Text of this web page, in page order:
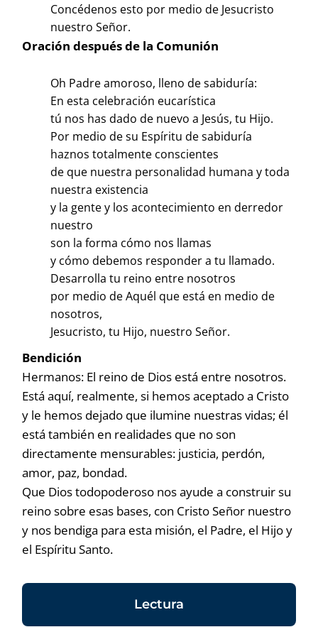
Concédenos esto por medio de Jesucristo
nuestro Señor.
Oración después de la Comunión
Oh Padre amoroso, lleno de sabiduría:
En esta celebración eucarística
tú nos has dado de nuevo a Jesús, tu Hijo.
Por medio de su Espíritu de sabiduría
haznos totalmente conscientes
de que nuestra personalidad humana y toda
nuestra existencia
y la gente y los acontecimiento en derredor
nuestro
son la forma cómo nos llamas
y cómo debemos responder a tu llamado.
Desarrolla tu reino entre nosotros
por medio de Aquél que está en medio de
nosotros,
Jesucristo, tu Hijo, nuestro Señor.
Bendición
Hermanos: El reino de Dios está entre nosotros.
Está aquí, realmente, si hemos aceptado a Cristo
y le hemos dejado que ilumine nuestras vidas; él
está también en realidades que no son
directamente mensurables: justicia, perdón,
amor, paz, bondad.
Que Dios todopoderoso nos ayude a construir su
reino sobre esas bases, con Cristo Señor nuestro
y nos bendiga para esta misión, el Padre, el Hijo y
el Espíritu Santo.
Lectura